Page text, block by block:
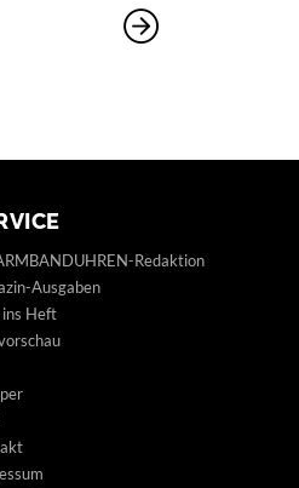
Redaktion
Ausgaben
ins Heft